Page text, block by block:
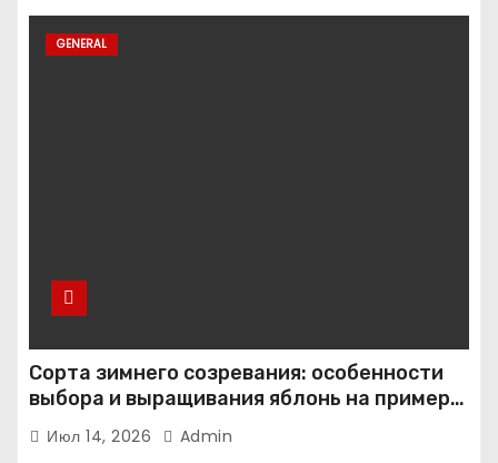
GENERAL
Сорта зимнего созревания: особенности
выбора и выращивания яблонь на примере
иммунного сорта Кандиль орловский
Июл 14, 2026 Admin